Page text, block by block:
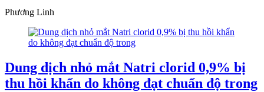
Phương Linh
Dung dịch nhỏ mắt Natri clorid 0,9% bị
thu hồi khẩn do không đạt chuẩn độ trong